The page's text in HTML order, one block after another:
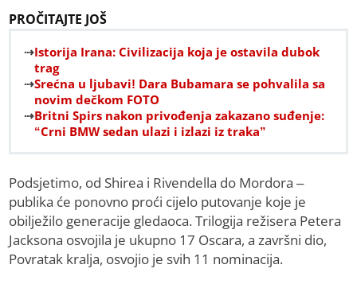
PROČITAJTE JOŠ
Istorija Irana: Civilizacija koja je ostavila dubok
trag
Srećna u ljubavi! Dara Bubamara se pohvalila sa
novim dečkom FOTO
Britni Spirs nakon privođenja zakazano suđenje:
“Crni BMW sedan ulazi i izlazi iz traka”
Podsjetimo, od Shirea i Rivendella do Mordora –
publika će ponovno proći cijelo putovanje koje je
obilježilo generacije gledaoca. Trilogija režisera Petera
Jacksona osvojila je ukupno 17 Oscara, a završni dio,
Povratak kralja, osvojio je svih 11 nominacija.